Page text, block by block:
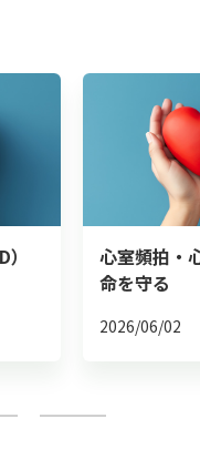
心室頻拍・
命を守る
2026/06/02